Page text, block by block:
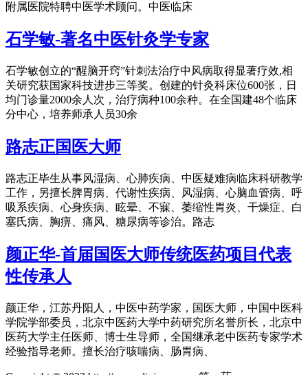
附属医院特聘中医学术顾问。中医临床
石学敏-著名中医针灸学专家
石学敏创立的“醒脑开窍”针刺法治疗中风病取得显著疗效,相
关研究获国家科技进步三等奖。创建的针灸科床位600张，日
均门诊量2000余人次，治疗病种100余种。在全国建48个临床
分中心，培养师承人员30余
路志正国医大师
路志正毕生从事风湿病、心肺疾病、中医疑难病临床科研教学
工作，另擅长脾胃病、代谢性疾病、风湿病、心脑血管病、呼
吸系疾病、心身疾病、眩晕、不寐、萎缩性胃炎、干燥症、白
塞氏病、胸痹、痛风、糖尿病等诊治。路志
颜正华-首届国医大师传统医药项目代表
性传承人
颜正华，江苏丹阳人，中医中药学家，国医大师，中国中医科
学院学部委员，北京中医药大学中药研究所名誉所长，北京中
医药大学主任医师、博士生导师，全国继承老中医药专家学术
经验指导老师。擅长治疗咳喘病、肠胃病、